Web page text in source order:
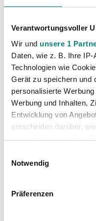
Verantwortungsvoller
Wir und unsere 1
Daten, wie z. B. Ihre
Technologien wie
Gerät zu speichern und
personalisierte
Werbung und Inhalten,
Entwicklung von
entscheiden darüber,
nutzt. Sie können Ihre
Trigger Symbol ändern
Erfahren Sie mehr
verarbeitet werden, und
Notwendig
Präferenzen
vor Schluss hatte
ging aber knapp über
beim 2:1 für die AKA